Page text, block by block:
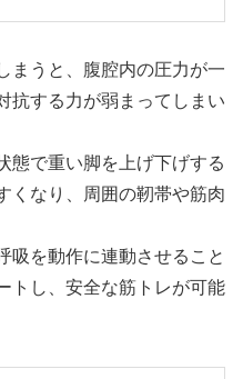
まうと、腹腔内の圧力が一
抗する力が弱まってしまい
態で重い脚を上げ下げする
くなり、周囲の靭帯や筋肉
吸を動作に連動させること
トし、安全な筋トレが可能